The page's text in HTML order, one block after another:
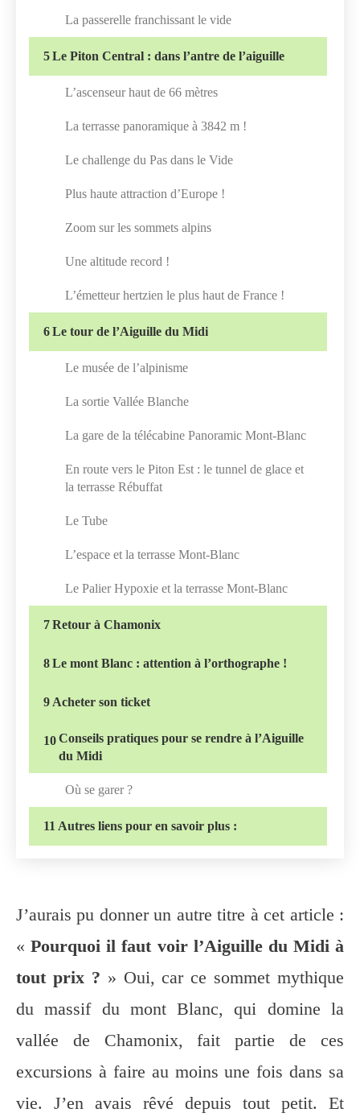
La passerelle franchissant le vide
5Le Piton Central : dans l’antre de l’aiguille
L’ascenseur haut de 66 mètres
La terrasse panoramique à 3842 m !
Le challenge du Pas dans le Vide
Plus haute attraction d’Europe !
Zoom sur les sommets alpins
Une altitude record !
L’émetteur hertzien le plus haut de France !
6Le tour de l’Aiguille du Midi
Le musée de l’alpinisme
La sortie Vallée Blanche
La gare de la télécabine Panoramic Mont-Blanc
En route vers le Piton Est : le tunnel de glace et
la terrasse Rébuffat
Le Tube
L’espace et la terrasse Mont-Blanc
Le Palier Hypoxie et la terrasse Mont-Blanc
7Retour à Chamonix
8Le mont Blanc : attention à l’orthographe !
9 Acheter son ticket
10Conseils pratiques pour se rendre à l’Aiguille
du Midi
Où se garer ?
11 Autres liens pour en savoir plus :
J’aurais pu donner un autre titre à cet article :
«Pourquoi il faut voir l’Aiguille du Midi à
tout prix ? » Oui, car ce sommet mythique
du massif du mont Blanc, qui domine la
vallée de Chamonix, fait partie de ces
excursions à faire au moins une fois dans sa
vie. J’en avais rêvé depuis tout petit. Et